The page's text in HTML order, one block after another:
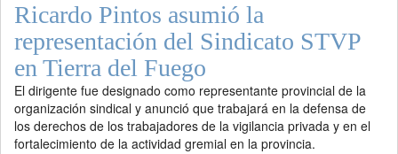
Ricardo Pintos asumió la
representación del Sindicato STVP
en Tierra del Fuego
El dirigente fue designado como representante provincial de la
organización sindical y anunció que trabajará en la defensa de
los derechos de los trabajadores de la vigilancia privada y en el
fortalecimiento de la actividad gremial en la provincia.